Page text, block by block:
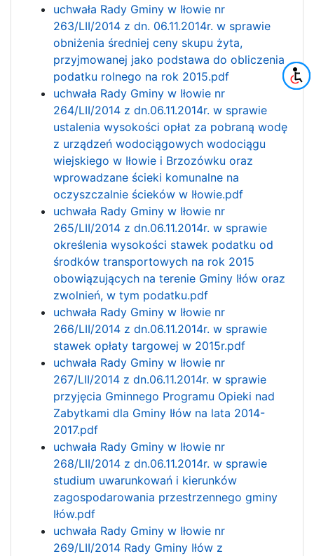
uchwała Rady Gminy w Iłowie nr
263/LII/2014 z dn. 06.11.2014r. w sprawie
obniżenia średniej ceny skupu żyta,
przyjmowanej jako podstawa do obliczenia
podatku rolnego na rok 2015.pdf
uchwała Rady Gminy w Iłowie nr
264/LII/2014 z dn.06.11.2014r. w sprawie
ustalenia wysokości opłat za pobraną wodę
z urządzeń wodociągowych wodociągu
wiejskiego w Iłowie i Brzozówku oraz
wprowadzane ścieki komunalne na
oczyszczalnie ścieków w Iłowie.pdf
uchwała Rady Gminy w Iłowie nr
265/LII/2014 z dn.06.11.2014r. w sprawie
określenia wysokości stawek podatku od
środków transportowych na rok 2015
obowiązujących na terenie Gminy Iłów oraz
zwolnień, w tym podatku.pdf
uchwała Rady Gminy w Iłowie nr
266/LII/2014 z dn.06.11.2014r. w sprawie
stawek opłaty targowej w 2015r.pdf
uchwała Rady Gminy w Iłowie nr
267/LII/2014 z dn.06.11.2014r. w sprawie
przyjęcia Gminnego Programu Opieki nad
Zabytkami dla Gminy Iłów na lata 2014-
2017.pdf
uchwała Rady Gminy w Iłowie nr
268/LII/2014 z dn.06.11.2014r. w sprawie
studium uwarunkowań i kierunków
zagospodarowania przestrzennego gminy
Iłów.pdf
uchwała Rady Gminy w Iłowie nr
269/LII/2014 Rady Gminy Iłów z